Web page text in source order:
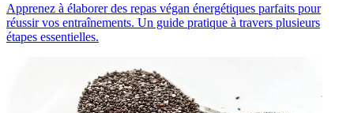
Apprenez à élaborer des repas végan énergétiques parfaits pour
réussir vos entraînements. Un guide pratique à travers plusieurs
étapes essentielles.